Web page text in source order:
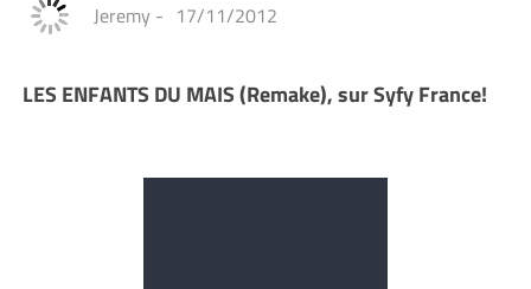
Jeremy - 17/11/2012
LES ENFANTS DU MAIS (Remake), sur Syfy France!